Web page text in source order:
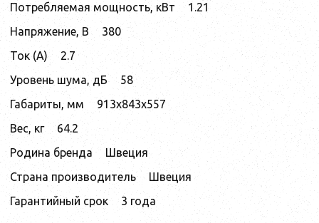
Потребляемая мощность, кВт
1.21
Напряжение, В
380
Ток (А)
2.7
Уровень шума, дБ
58
Габариты, мм
913x843x557
Вес, кг
64.2
Родина бренда
Швеция
Страна производитель
Швеция
Гарантийный срок
3 года